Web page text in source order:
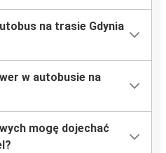
na trasie Gdynia
w autobusie na
mogę dojechać